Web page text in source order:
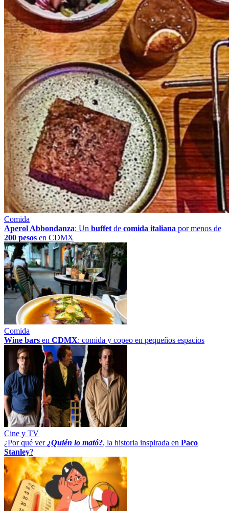
Comida
Aperol Abbondanza: Un buffet de comida italiana por menos de
200 pesos en CDMX
Comida
Wine bars en CDMX: comida y copeo en pequeños espacios
Cine y TV
¿Por qué ver ¿Quién lo mató?, la historia inspirada en Paco
Stanley?